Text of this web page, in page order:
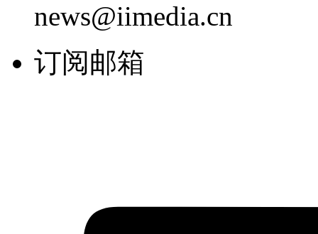
news@iimedia.cn
订阅邮箱